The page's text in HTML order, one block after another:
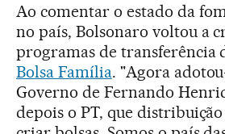
Ao comentar o estado da
no país, Bolsonaro voltou a
programas de transferência
Bolsa Família. "Agora
Governo de Fernando
depois o PT, que